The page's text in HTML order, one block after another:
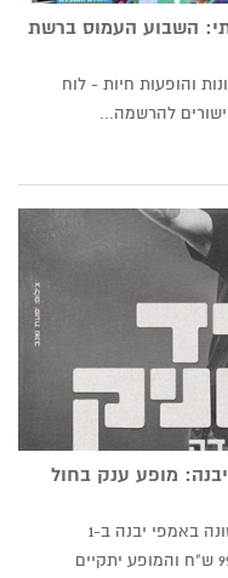
השבוע העמוס ברשת
והופעות חיות - לוח
להרשמה...
מופע ענק בחול
אחד האמנים הבולטים בישראל יופיע לראשונה באמפי יבנה ב-1
באוקטובר. כרטיסים לתושבי העיר החל מ-99 ש"ח והמופע יתקיים